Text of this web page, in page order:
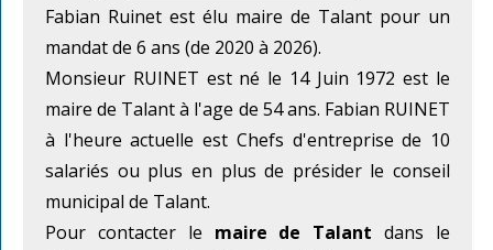
Fabian Ruinet est élu maire de Talant pour un
mandat de 6 ans (de 2020 à 2026).
Monsieur RUINET est né le 14 Juin 1972 est le
maire de Talant à l'age de 54 ans. Fabian RUINET
à l'heure actuelle est Chefs d'entreprise de 10
salariés ou plus en plus de présider le conseil
municipal de Talant.
Pour contacter le maire de Talant dans le